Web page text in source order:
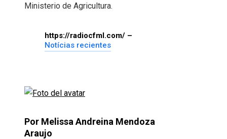
Ministerio de Agricultura.
https://radiocfml.com/ –
Notícias recientes
Por Melissa Andreina Mendoza
Araujo